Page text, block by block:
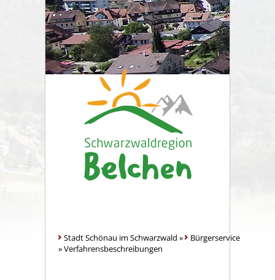
Stadt Schönau im Schwarzwald »
Bürgerservice
»Verfahrensbeschreibungen